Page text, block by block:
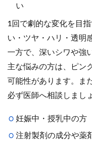
い
1回で劇的な変化を目
い・ツヤ・ハリ・透明
一方で、深いシワや強
主な悩みの方は、ピン
可能性があります。ま
必ず医師へ相談しまし
妊娠中・授乳中の方
注射製剤の成分や薬